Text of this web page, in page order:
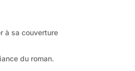
à sa couverture
du roman.